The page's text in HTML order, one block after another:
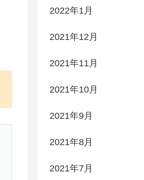
2022年1月
2021年12月
2021年11月
2021年10月
2021年9月
2021年8月
2021年7月